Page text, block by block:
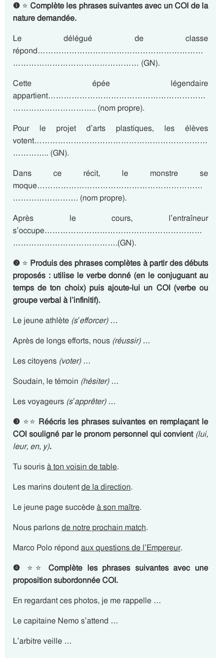
❶ ⭐ Complète les phrases suivantes avec un COI de la
nature demandée.
Le délégué de classe
répond………………………………………………………
………………………………………… (GN).
Cette épée légendaire
appartient……………………………………………………
………………………….. (nom propre).
Pour le projet d’arts plastiques, les élèves
votent…………………………………………………………
………….. (GN).
Dans ce récit, le monstre se
moque………………………………………………………
……………………. (nom propre).
Après le cours, l’entraîneur
s’occupe……………………………………………………
………………………………….(GN).
❷ ⭐ Produis des phrases complètes à partir des débuts
proposés : utilise le verbe donné (en le conjuguant au
temps de ton choix) puis ajoute-lui un COI (verbe ou
groupe verbal à l’infinitif).
Le jeune athlète (s’efforcer)…
Après de longs efforts, nous (réussir)…
Les citoyens (voter)…
Soudain, le témoin (hésiter)…
Les voyageurs (s’apprêter) …
❸ ⭐⭐ Réécris les phrases suivantes en remplaçant le
COI souligné par le pronom personnel qui convient (lui,
leur, en, y).
Tu sourisà ton voisin de table.
Les marins doutentde la direction.
Le jeune page succèdeà son maître.
Nous parlonsde notre prochain match.
Marco Polo répond aux questions de l’Empereur.
❹
⭐⭐Complète les phrases suivantes avec une
proposition subordonnée COI.
En regardant ces photos, je me rappelle …
Le capitaine Nemo s’attend …
L’arbitre veille …